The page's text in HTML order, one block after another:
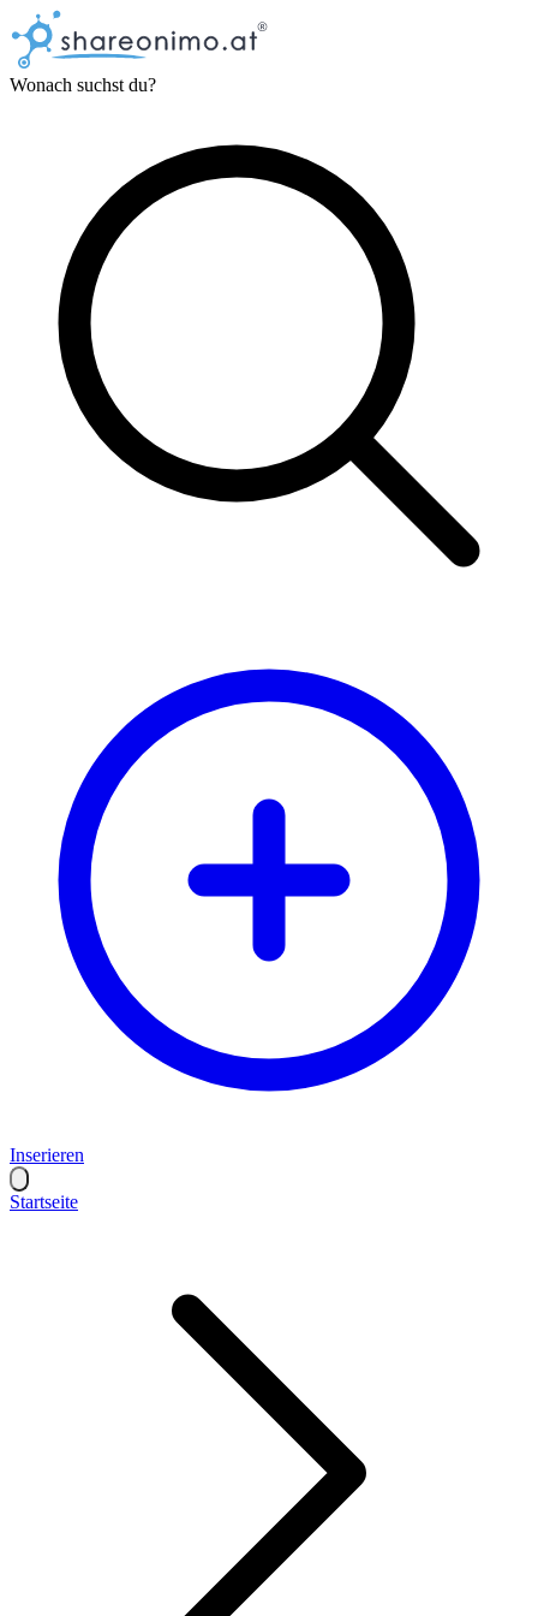
Wonach suchst du?
Inserieren
Startseite